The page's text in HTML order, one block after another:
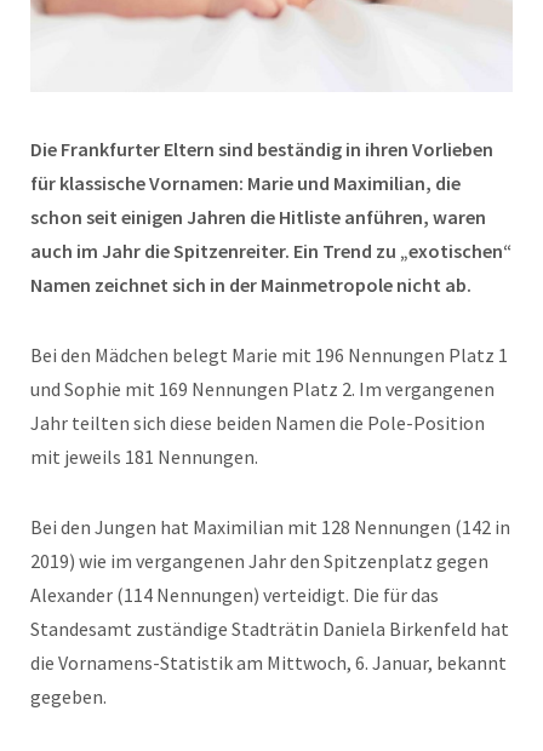
Die Frankfurter Eltern sind beständig in ihren Vorlieben
für klassische Vornamen: Marie und Maximilian, die
schon seit einigen Jahren die Hitliste anführen, waren
auch im Jahr die Spitzenreiter. Ein Trend zu „exotischen“
Namen zeichnet sich in der Mainmetropole nicht ab.
Bei den Mädchen belegt Marie mit 196 Nennungen Platz 1
und Sophie mit 169 Nennungen Platz 2. Im vergangenen
Jahr teilten sich diese beiden Namen die Pole-Position
mit jeweils 181 Nennungen.
Bei den Jungen hat Maximilian mit 128 Nennungen (142 in
2019) wie im vergangenen Jahr den Spitzenplatz gegen
Alexander (114 Nennungen) verteidigt. Die für das
Standesamt zuständige Stadträtin Daniela Birkenfeld hat
die Vornamens-Statistik am Mittwoch, 6. Januar, bekannt
gegeben.